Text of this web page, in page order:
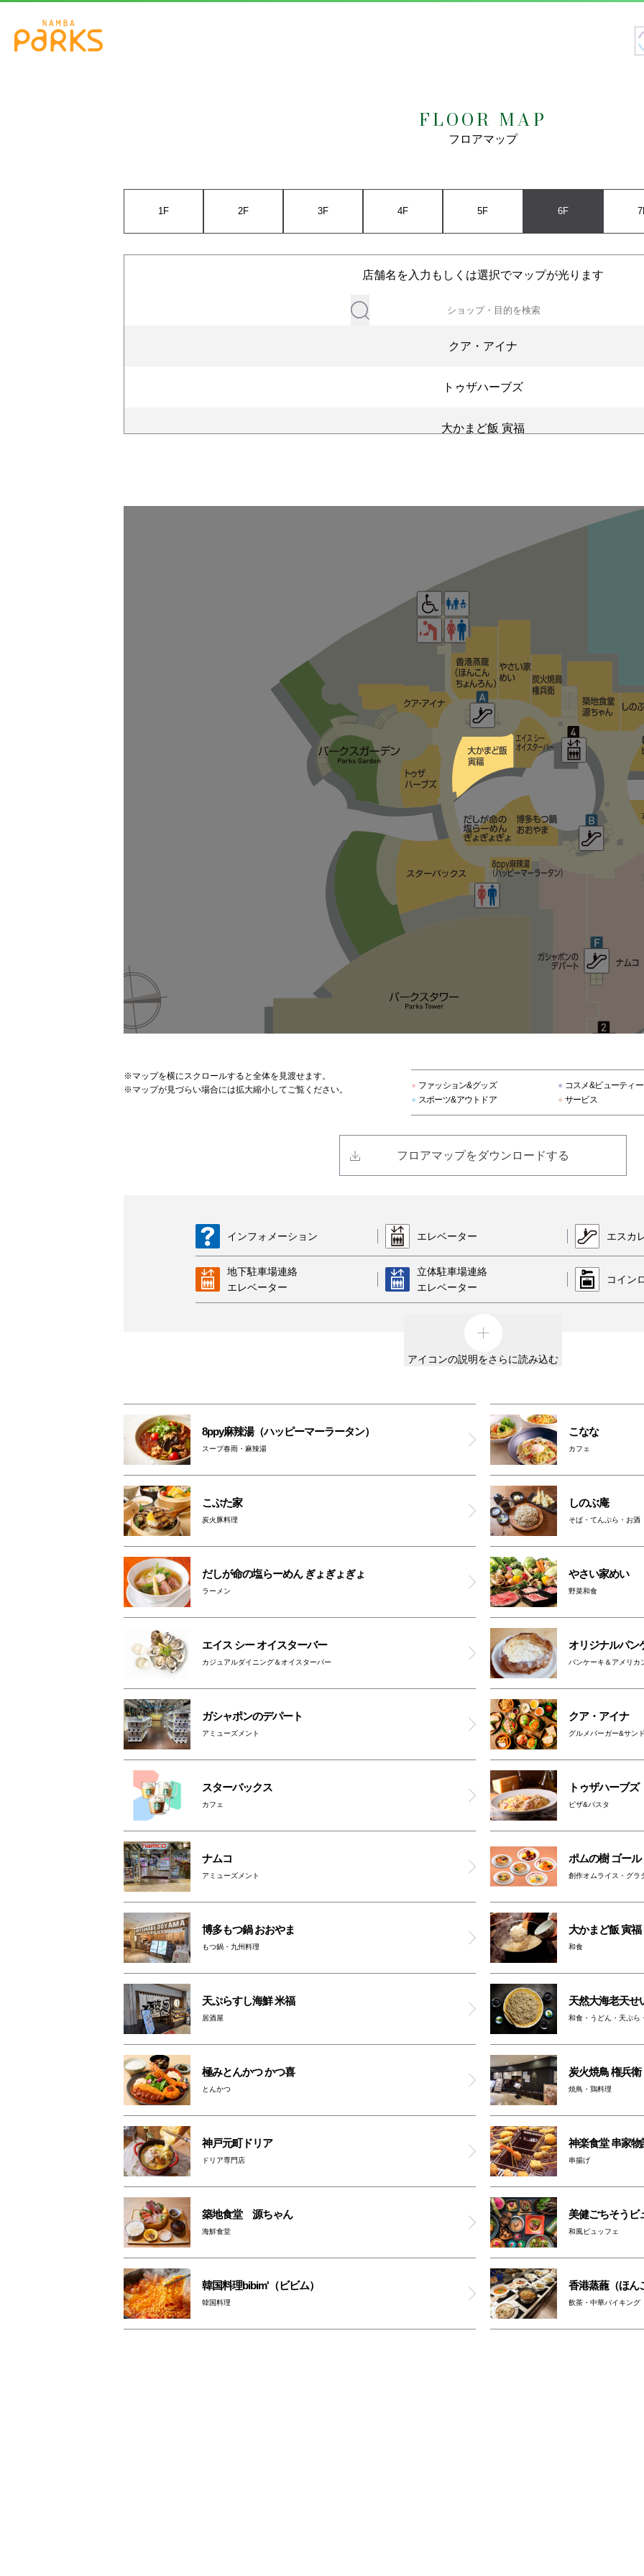
FLOOR MAP
フロアマップ
1F 2F 3F 4F 5F 6F
店舗名を入力もしくは選択でマップが光ります
クア・アイナ
トゥザハーブズ
大かまど飯 寅福
香港蒸蘢（ほんこんちょんろん）
やさい家めい
炭火焼鳥 権兵衛
築地食堂 源ちゃん
しのぶ庵
韓国料理 bibim'（ビビム）
神戸元町ドリア
オリジナルパンケーキハウス アメリカンダイニング
こなな
スターバックス
だしが命の塩らーめん ぎょぎょぎょ
8ppy麻辣湯（ハッピーマーラータン）
ポムの樹 ゴールド
天ぷらすし海鮮 米福
極みとんかつ かつ喜
美健ごちそうビュッフェ 花も実も
オムツ交換台(6F)
親子トイレ(6F)
車椅子利用可能トイレ(6F)
喫煙コーナー(6F)
オストメイト対応トイレ(6F)
※マップを横にスクロールすると全体を見渡せます。
※マップが見づらい場合には拡大縮小してご覧ください。 ● ファッション&グッズ ● コスメ&ビューティー
● スポーツ&アウトドア ● サービス
フロアマップをダウンロードする
インフォメーション エレベーター エスカ
地下駐車場連絡
エレベーター
立体駐車場連絡
エレベーター
コイン
車椅子利用可能トイレ
授乳室 オムツ交換台
駐輪場
大阪ワンダーループ
レンタルサービス
ペットはキャリーバッグに入れてご入館ください
アイコンの説明をさらに読み込む
8ppy麻辣湯（ハッピーマーラータン）
スープ春雨・麻辣湯
こなな
カフェ
こぶた家
炭火豚料理
しのぶ庵
そば・てんぷら・お酒
だしが命の塩らーめん ぎょぎょぎょ
ラーメン
やさい家めい
野菜和食
エイス シー オイスターバー
カジュアルダイニング＆オイスターバー
オリジナルパン
パンケーキ＆アメリカ
ガシャポンのデパート
アミューズメント
クア・アイナ
グルメバーガー&サン
スターバックス
カフェ
トゥザハーブズ
ピザ&パスタ
ナムコ
アミューズメント
ポムの樹 ゴール
創作オムライス・グラ
博多もつ鍋 おおやま
もつ鍋・九州料理
大かまど飯 寅福
和食
天ぷらすし海鮮 米福
居酒屋
天然大海老天せ
和食・うどん・天ぷら
極みとんかつ かつ喜
とんかつ
炭火焼鳥 権兵衛
焼鳥・鶏料理
神戸元町ドリア
ドリア専門店
神楽食堂 串家物
串揚げ
築地食堂 源ちゃん
海鮮食堂
美健ごちそうビ
和風ビュッフェ
韓国料理bibim'（ビビム）
韓国料理
香港蒸蘢（ほん
飲茶・中華バイキング